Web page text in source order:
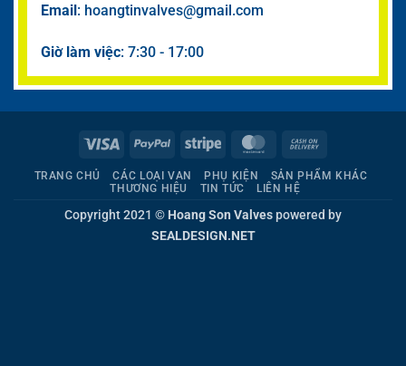
Email: hoangtinvalves@gmail.com
Giờ làm việc: 7:30 - 17:00
Visa PayPal Stripe MasterCard
Delivery
TRANG CHỦ CÁC LOẠI VAN PHỤ KIỆN
SẢN PHẨM KHÁC
THƯƠNG HIỆU
TIN TỨC LIÊN HỆ
Copyright 2021 © Hoang Son Valvespowered by
SEALDESIGN.NET